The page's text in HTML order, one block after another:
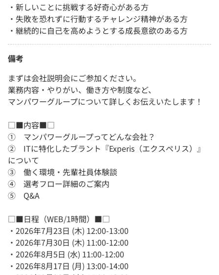
・新しいことに挑戦する好奇心がある方
・失敗を恐れずに行動するチャレンジ精神がある方
・継続的に自己を高めようとする成長意欲のある方
備考
まずは会社説明会にご参加ください。
業務内容・やりがい、働き方や制度など、
マンパワーグループについて詳しくお伝えいたします！
□■内容■□
① マンパワーグループってどんな会社？
② ITに特化したブラント『Experis（エクスぺリス）』
について
③ 働く環境・先輩社員体験談
④ 選考フロー詳細のご案内
⑤ Q&A
□■日程（WEB/1時間）■□
・2026年7月23日 (木) 12:00-13:00
・2026年7月30日 (木) 11:00-12:00
・2026年8月5日 (水) 11:00-12:00
・2026年8月17日 (月) 13:00-14:00